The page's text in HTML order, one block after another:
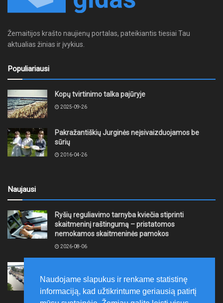
Žemaitijos krašto naujienų portalas, pateikiantis tiesiai Tau
aktualias žinias ir įvykius.
Populiariausi
Kopų tvirtinimo talka pajūryje
2025-09-26
Pakražantiškių Jurginės neįsivaizduojamos be
sūrių
2016-04-26
Naujausi
Ryšių reguliavimo tarnyba kviečia stiprinti
skaitmeninį raštingumą – pristatomos
nemokamos skaitmeninės pamokos
2026-08-06
Klaipėdoje juda į priekį
2026-08-06
Naudojame slapukus ir renkame statistinę
informaciją, kad užtikrintume geriausią patirtį